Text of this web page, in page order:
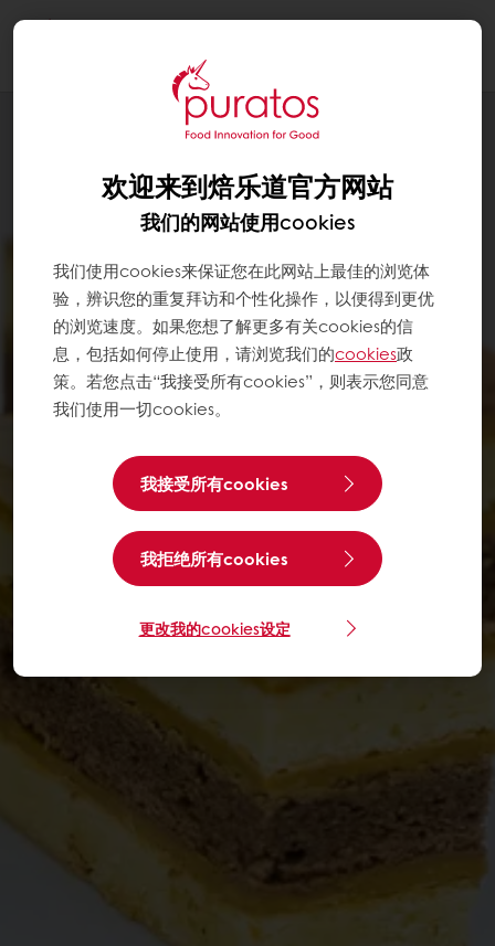
欢迎来到焙乐道官方网站
我们的网站使用cookies
我们使用cookies来保证您在此网站上最佳的浏览体
验，辨识您的重复拜访和个性化操作，以便得到更优
的浏览速度。如果您想了解更多有关cookies的信
息，包括如何停止使用，请浏览我们的cookies政
策。若您点击“我接受所有cookies”，则表示您同意
我们使用一切cookies。
我接受所有cookies
我拒绝所有cookies
更改我的cookies设定